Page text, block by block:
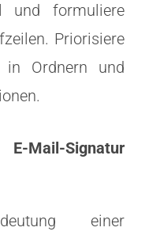
und formuliere
Priorisiere
in Ordnern und
Signatur
einer